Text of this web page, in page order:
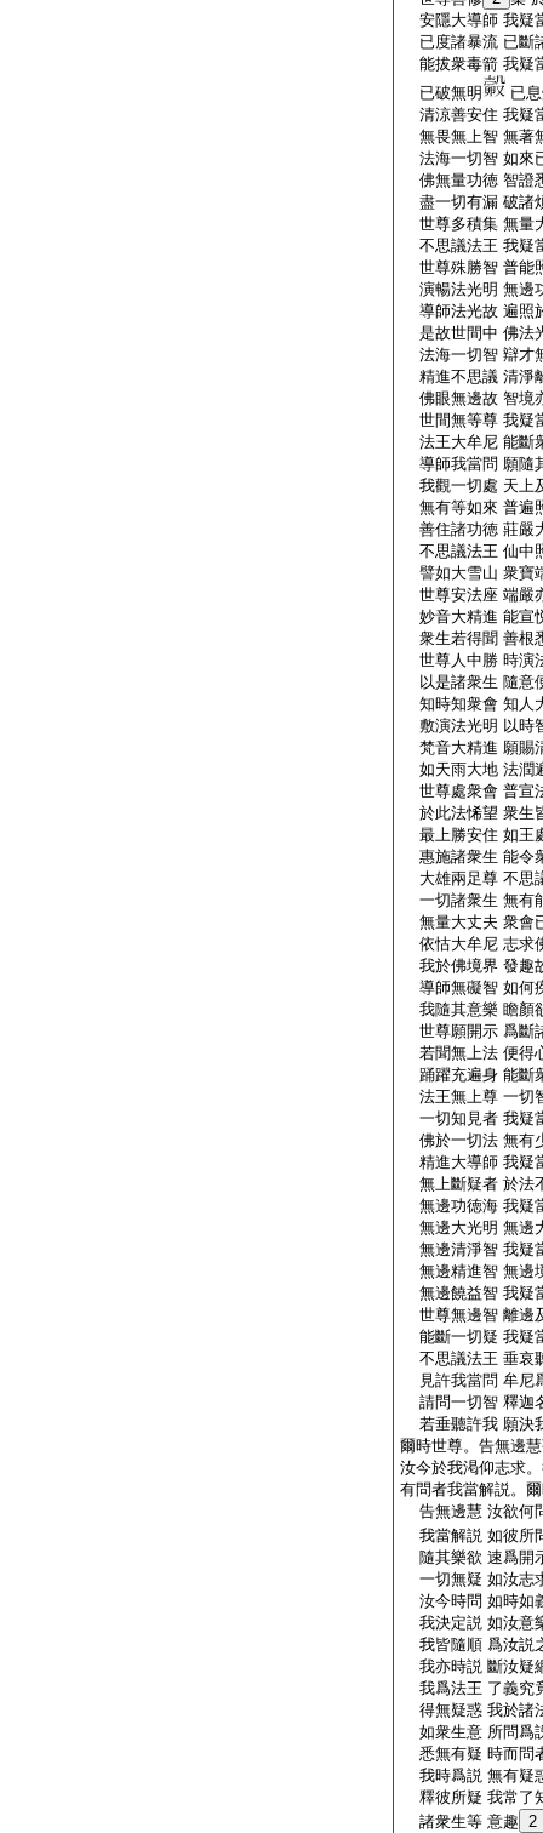
安隱大導師 我疑
已度諸暴流 已斷
能拔衆毒箭 我疑
已破無明
已
清涼善安住 我疑
無畏無上智 無著
法海一切智 如來
佛無量功徳 智證
盡一切有漏 破諸
世尊多積集 無量
不思議法王 我疑
世尊殊勝智 普能
演暢法光明 無邊
導師法光故 遍照
是故世間中 佛法
法海一切智 辯才
精進不思議 清淨
佛眼無邊故 智境
世間無等尊 我疑
法王大牟尼 能斷
導師我當問 願隨
我觀一切處 天上
無有等如來 普遍
善住諸功徳 莊嚴
不思議法王 仙中
譬如大雪山 衆寶
世尊安法座 端嚴
妙音大精進 能宣
衆生若得聞 善根
世尊人中勝 時演
以是諸衆生 隨意
知時知衆會 知人
敷演法光明 以時
梵音大精進 願賜
如天雨大地 法潤
世尊處衆會 普宣
於此法悕望 衆生
最上勝安住 如王
惠施諸衆生 能令
大雄兩足尊 不思
一切諸衆生 無有
無量大丈夫 衆會
依怙大牟尼 志求
我於佛境界 發趣
導師無礙智 如何
我隨其意樂 瞻顏
世尊願開示 爲斷
若聞無上法 便得
踊躍充遍身 能斷
法王無上尊 一切
一切知見者 我疑
佛於一切法 無有
精進大導師 我疑
無上斷疑者 於法
無邊功徳海 我疑
無邊大光明 無邊
無邊清淨智 我疑
無邊精進智 無邊
無邊饒益智 我疑
世尊無邊智 離邊
能斷一切疑 我疑
不思議法王 垂哀
見許我當問 牟尼
請問一切智 釋迦
若垂聽許我 願決
爾時世尊。告無邊
汝今於我渇仰志求
有問者我當解説。
告無邊慧 汝欲何
我當解説 如彼所
隨其樂欲 速爲開
一切無疑 如汝志
汝今時問 如時如
我決定説 如汝意
我皆隨順 爲汝説
我亦時説 斷汝疑
我爲法王 了義究
得無疑惑 我於諸
如衆生意 所問爲
悉無有疑 時而問
我時爲説 無有疑
釋彼所疑 我常了
諸衆生等 意趣 2